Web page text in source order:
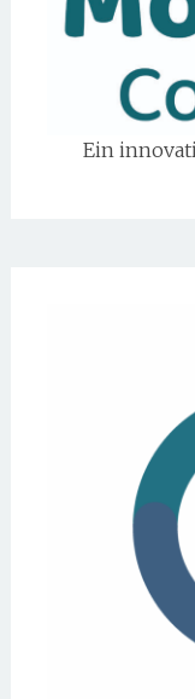
Ein